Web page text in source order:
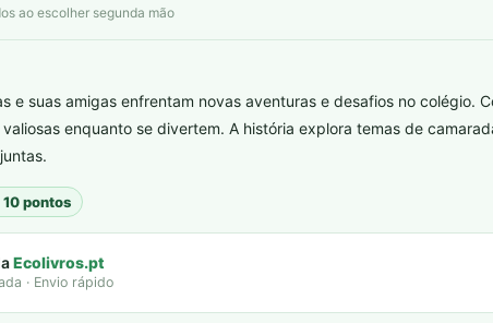
ao escolher segunda mão
e suas amigas enfrentam novas aventuras e desafios no colégio.
enquanto se divertem. A história explora temas de
10 pontos
Ecolivros.pt
· Envio rápido